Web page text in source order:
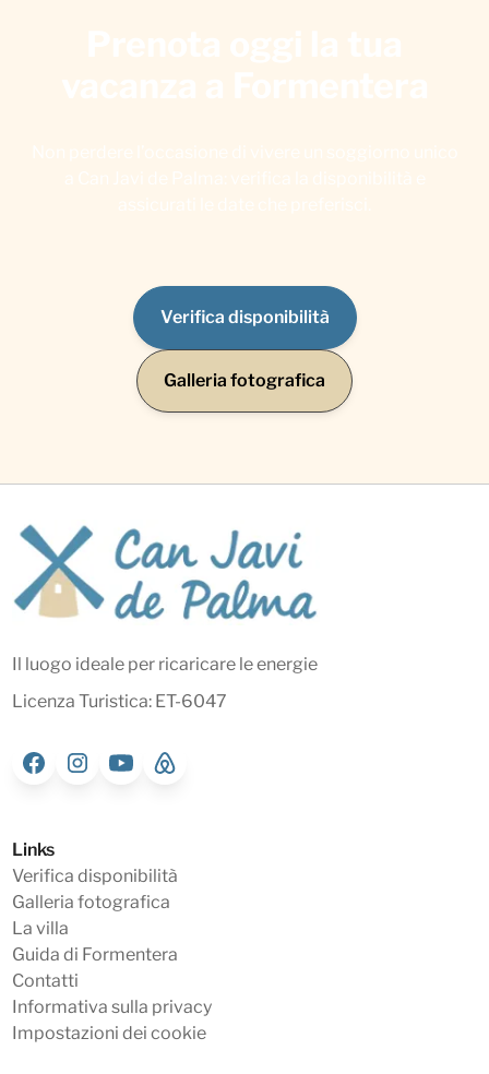
Verifica disponibilità
Galleria fotografica
Il luogo ideale per ricaricare le energie
Licenza Turistica: ET-6047
Links
Verifica disponibilità
Galleria fotografica
La villa
Guida di Formentera
Contatti
Informativa sulla privacy
Impostazioni dei cookie